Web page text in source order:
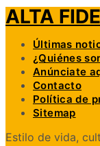
ALTA
Últimas
¿Quiénes
Anúnciate
Contacto
Política de
Sitemap
Estilo de vida,